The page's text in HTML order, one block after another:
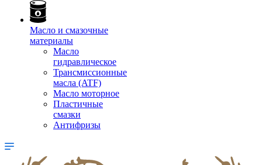
Масло и смазочные
материалы
Масло
гидравлическое
Трансмиссионные
масла (ATF)
Масло моторное
Пластичные
смазки
Антифризы